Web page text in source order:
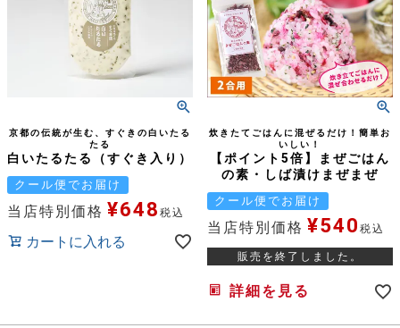
京都の伝統が生む、すぐきの白いたる
たる
白いたるたる（すぐき入り）
クール便でお届け
当店特別価格 ¥648 税込
カートに入れる
炊きたてごはんに混ぜるだけ！簡単お
いしい！
【ポイント5倍】まぜごはん
の素・しば漬けまぜまぜ
クール便でお届け
当店特別価格 ¥540 税込
販売を終了しました。
詳細を見る